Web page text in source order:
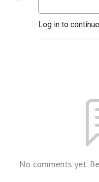
Log in to
No comments yet.